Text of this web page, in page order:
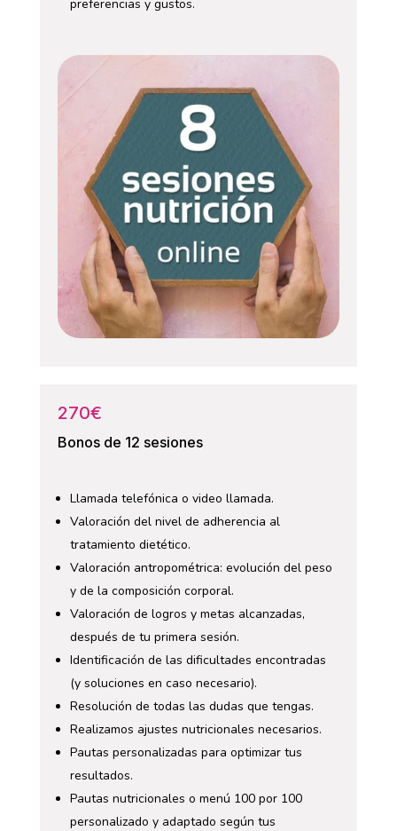
preferencias y gustos.
270€
Bonos de 12 sesiones
Llamada telefónica o video llamada.
Valoración del nivel de adherencia al
tratamiento dietético.
Valoración antropométrica: evolución del peso
y de la composición corporal.
Valoración de logros y metas alcanzadas,
después de tu primera sesión.
Identificación de las dificultades encontradas
(y soluciones en caso necesario).
Resolución de todas las dudas que tengas.
Realizamos ajustes nutricionales necesarios.
Pautas personalizadas para optimizar tus
resultados.
Pautas nutricionales o menú 100 por 100
personalizado y adaptado según tus